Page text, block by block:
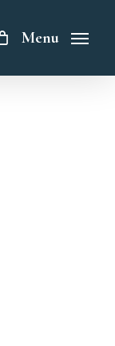
Menu